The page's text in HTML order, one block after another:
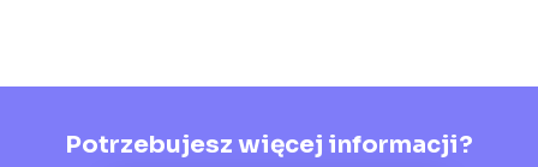
Potrzebujesz więcej informacji?